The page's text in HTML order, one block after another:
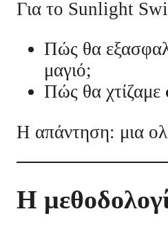
Για το Sunlight
Πώς θα
μαγιό;
Πώς θα χτίζαμε
Η απάντηση: μια
Η